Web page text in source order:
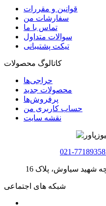
قوانین و مقررات
سفارشات من
تماس با ما
سوالات متداول
تیکت پشتیبانی
کاتالوگ محصولات
حراجی‌ها
محصولات جدید
پرفروش‌ها
حساب کاربری من
نقشه سایت
021-77189358
شبکه های اجتماعی